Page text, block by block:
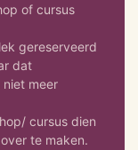
of cursus
gereserveerd
dat
meer
cursus dien
te maken.